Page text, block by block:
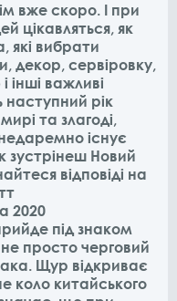
вже скоро. І при
цікавляться, як
які вибрати
декор, сервіровку,
інші важливі
наступний рік
та злагоді,
існує
зустрінеш Новий
відповіді на
2020
під знаком
просто черговий
Щур відкриває
коло китайського